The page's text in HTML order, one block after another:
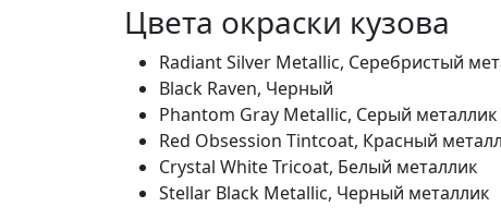
Цвета окраски кузова
Radiant Silver Metallic, Серебристый
Black Raven, Черный
Phantom Gray Metallic, Серый металлик
Red Obsession Tintcoat, Красный
Crystal White Tricoat, Белый металлик
Stellar Black Metallic, Черный металлик